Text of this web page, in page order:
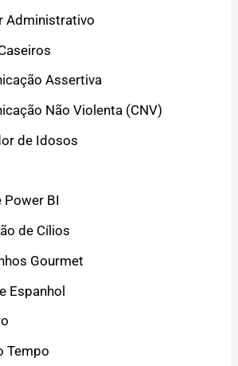
Administrativo
Assertiva
Não Violenta (CNV)
de Idosos
Power BI
de Cílios
Gourmet
Espanhol
Tempo